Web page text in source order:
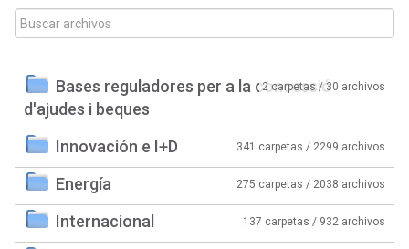
Bases reguladores per a la concessió
d'ajudes i beques
2 carpetas / 30 archivos
Innovación e I+D 341 carpetas / 2299 archivos
Energía 275 carpetas / 2038 archivos
Internacional 137 carpetas / 932 archivos